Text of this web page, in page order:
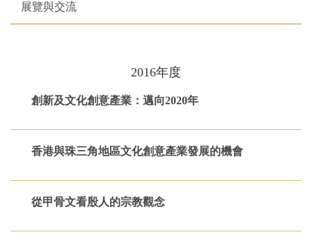
展覽與交流
2016年度
創新及文化創意產業：邁向2020年
香港與珠三角地區文化創意產業發展的機會
從甲骨文看殷人的宗教觀念